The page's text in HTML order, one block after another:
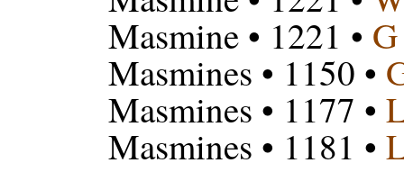
Masmine• 1221 •
Masmines • 1150 •
Masmines • 1177 •
Masmines • 1181 •